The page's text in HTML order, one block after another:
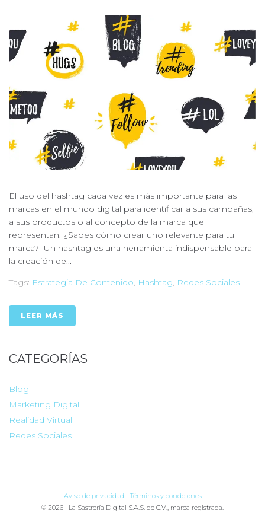
El uso del hashtag cada vez es más importante para las
marcas en el mundo digital para identificar a sus campañas,
a sus productos o al concepto de la marca que
representan. ¿Sabes cómo crear uno relevante para tu
marca? Un hashtag es una herramienta indispensable para
la creación de...
Tags: Estrategia De Contenido, Hashtag, Redes Sociales
LEER MÁS
CATEGORÍAS
Blog
Marketing Digital
Realidad Virtual
Redes Sociales
Aviso de privacidad | Términos y condciones
© 2026 | La Sastrería Digital S.A.S. de C.V., marca registrada.